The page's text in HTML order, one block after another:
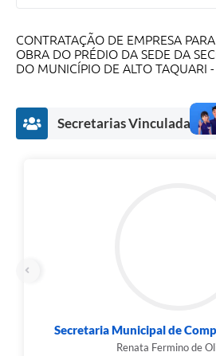
CONTRATAÇÃO DE EMPRESA
OBRA DO PRÉDIO DA SEDE DA
DO MUNICÍPIO DE ALTO TAQUARI
Secretarias Vinculadas
Secretaria Municipal de
Renata Fermino de